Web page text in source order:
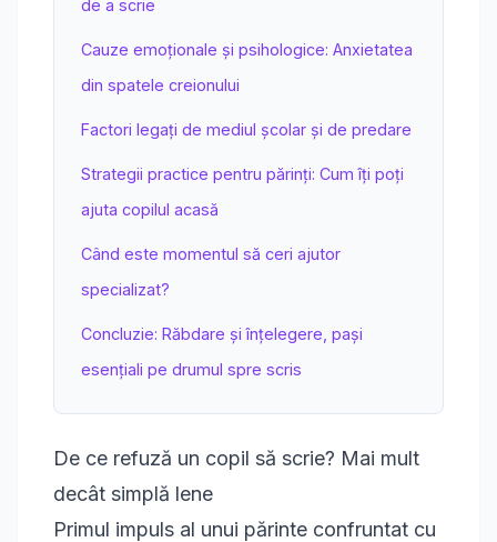
de a scrie
Cauze emoționale și psihologice: Anxietatea
din spatele creionului
Factori legați de mediul școlar și de predare
Strategii practice pentru părinți: Cum îți poți
ajuta copilul acasă
Când este momentul să ceri ajutor
specializat?
Concluzie: Răbdare și înțelegere, pași
esențiali pe drumul spre scris
De ce refuză un copil să scrie? Mai mult
decât simplă lene
Primul impuls al unui părinte confruntat cu